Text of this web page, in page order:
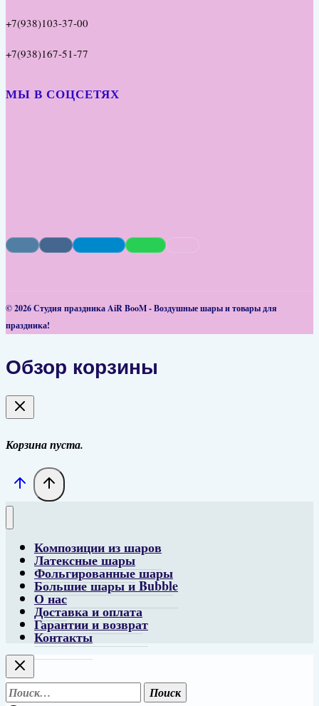
+7(938)103-37-00
+7(938)167-51-77
МЫ В СОЦСЕТЯХ
© 2026 Студия праздника AiR BooM - Воздушные шары и товары для
праздника!
Обзор корзины
Корзина пуста.
Композиции из шаров
Латексные шары
Фольгированные шары
Большие шары и Bubble
О нас
Доставка и оплата
Гарантии и возврат
Контакты
Найти: